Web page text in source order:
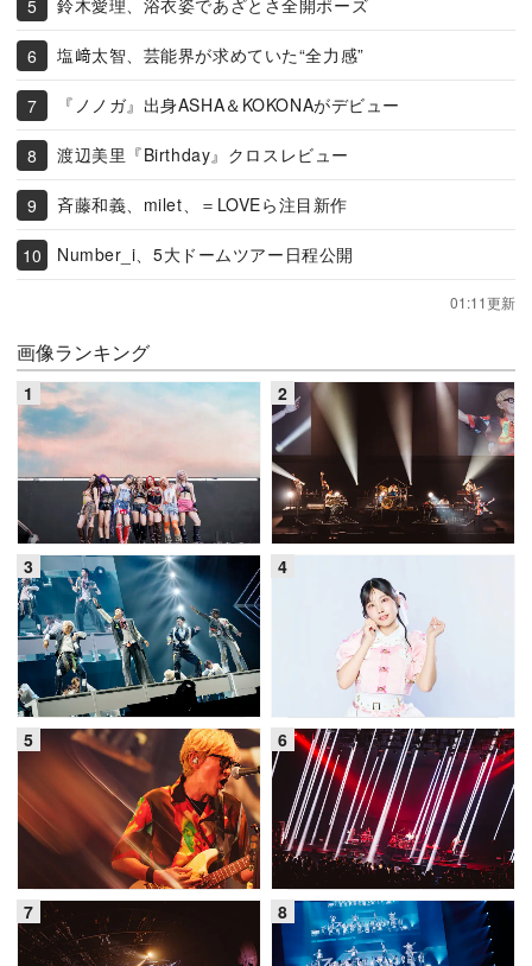
鈴木愛理、浴衣姿であざとさ全開ポーズ
塩﨑太智、芸能界が求めていた“全力感”
『ノノガ』出身ASHA＆KOKONAがデビュー
渡辺美里『Birthday』クロスレビュー
斉藤和義、milet、＝LOVEら注目新作
Number_i、5大ドームツアー日程公開
01:11更新
画像ランキング